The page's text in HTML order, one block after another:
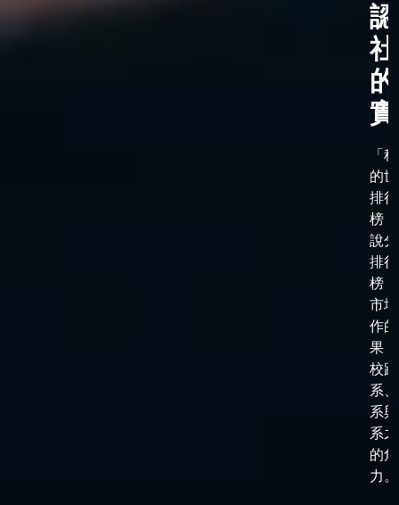
實
「
的
排行
榜
說
排行
榜
市
作
果
校跟
系
系
系
的角
力